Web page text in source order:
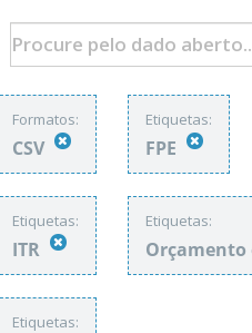
Formatos:
CSV
Etiquetas:
FPE
Etiquetas:
ITR
Etiquetas:
Orçamento
Etiquetas: